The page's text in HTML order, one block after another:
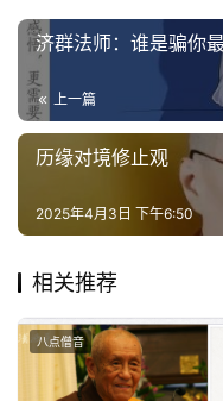
心
乐
菩
提
专
题
公
益
慈
济群法师：谁是骗你
上一篇
历缘对境修止观
2025年4月3日 下午6:50
相关推荐
八点僧音